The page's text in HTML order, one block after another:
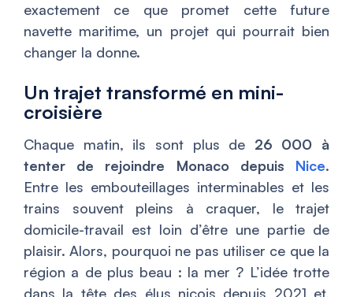
exactement ce que promet cette future
navette maritime, un projet qui pourrait bien
changer la donne.
Un trajet transformé en mini-
croisière
Chaque matin, ils sont plus de 26 000 à
tenter de rejoindre Monaco depuis Nice.
Entre les embouteillages interminables et les
trains souvent pleins à craquer, le trajet
domicile-travail est loin d’être une partie de
plaisir. Alors, pourquoi ne pas utiliser ce que la
région a de plus beau : la mer ? L’idée trotte
dans la tête des élus niçois depuis 2021 et,